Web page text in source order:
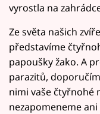
vyrostla na
Ze světa našich
představíme
papoušky žako. A
parazitů,
nimi vaše čtyřnohé
nezapomeneme